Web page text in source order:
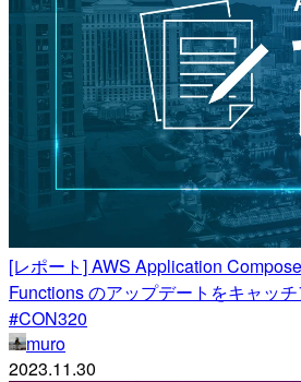
[レポート] AWS Application
Functions のアップデートをキャッ
#CON320
muro
2023.11.30